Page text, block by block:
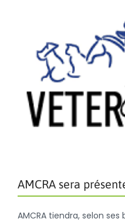
AMCRA sera
AMCRA tiendra, selon